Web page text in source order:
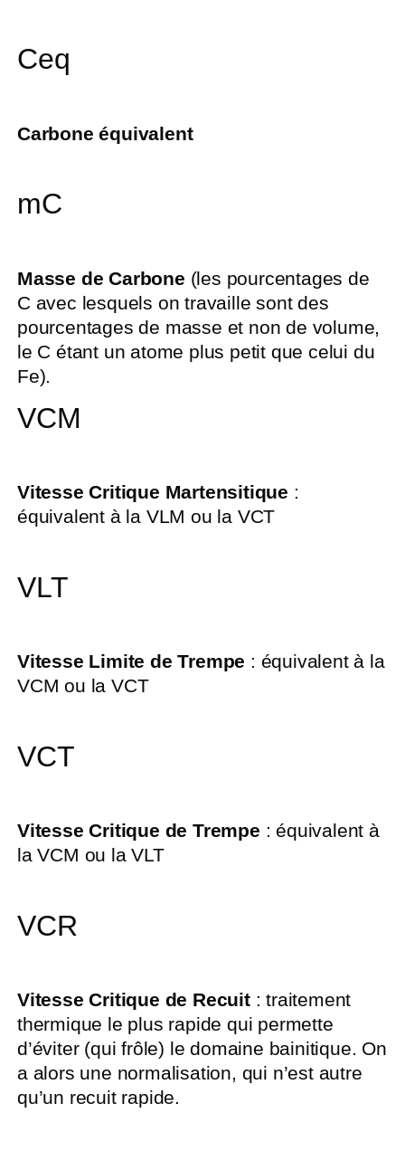
Ceq
Carbone équivalent
mC
Masse de Carbone (les pourcentages de
C avec lesquels on travaille sont des
pourcentages de masse et non de volume,
le C étant un atome plus petit que celui du
Fe).
VCM
Vitesse Critique Martensitique :
équivalent à la VLM ou la VCT
VLT
Vitesse Limite de Trempe : équivalent à la
VCM ou la VCT
VCT
Vitesse Critique de Trempe : équivalent à
la VCM ou la VLT
VCR
Vitesse Critique de Recuit: traitement
thermique le plus rapide qui permette
d’éviter (qui frôle) le domaine bainitique. On
a alors une normalisation, qui n’est autre
qu’un recuit rapide.